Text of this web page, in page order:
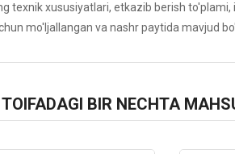
texnik xususiyatlari, etkazib berish
mo'ljallangan va nashr paytida mavjud
BIR NECHTA